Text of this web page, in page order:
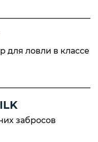
для ловли в классе
забросов